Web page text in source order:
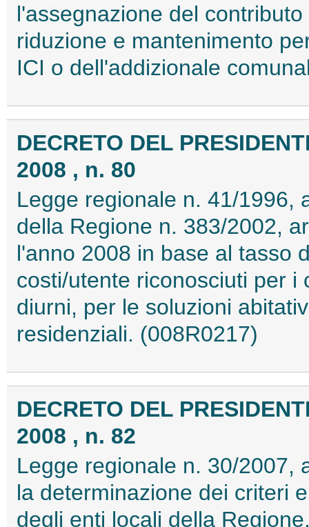
l'assegnazione del
riduzione e mantenimento
ICI o dell'addizionale
DECRETO DEL
2008 , n. 80
Legge regionale n. 41/1996,
della Regione n. 383/2002,
l'anno 2008 in base al tasso
costi/utente riconosciuti per i
diurni, per le soluzioni
residenziali. (008R0217)
DECRETO DEL
2008 , n. 82
Legge regionale n. 30/2007,
la determinazione dei criteri
degli enti locali della